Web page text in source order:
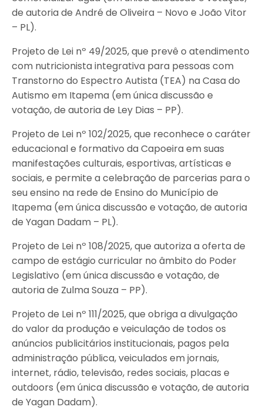
de autoria de André de Oliveira – Novo e João Vitor
– PL).
Projeto de Lei nº 49/2025, que prevê o atendimento
com nutricionista integrativa para pessoas com
Transtorno do Espectro Autista (TEA) na Casa do
Autismo em Itapema (em única discussão e
votação, de autoria de Ley Dias – PP).
Projeto de Lei nº 102/2025, que reconhece o caráter
educacional e formativo da Capoeira em suas
manifestações culturais, esportivas, artísticas e
sociais, e permite a celebração de parcerias para o
seu ensino na rede de Ensino do Município de
Itapema (em única discussão e votação, de autoria
de Yagan Dadam – PL).
Projeto de Lei nº 108/2025, que autoriza a oferta de
campo de estágio curricular no âmbito do Poder
Legislativo (em única discussão e votação, de
autoria de Zulma Souza – PP).
Projeto de Lei nº 111/2025, que obriga a divulgação
do valor da produção e veiculação de todos os
anúncios publicitários institucionais, pagos pela
administração pública, veiculados em jornais,
internet, rádio, televisão, redes sociais, placas e
outdoors (em única discussão e votação, de autoria
de Yagan Dadam).